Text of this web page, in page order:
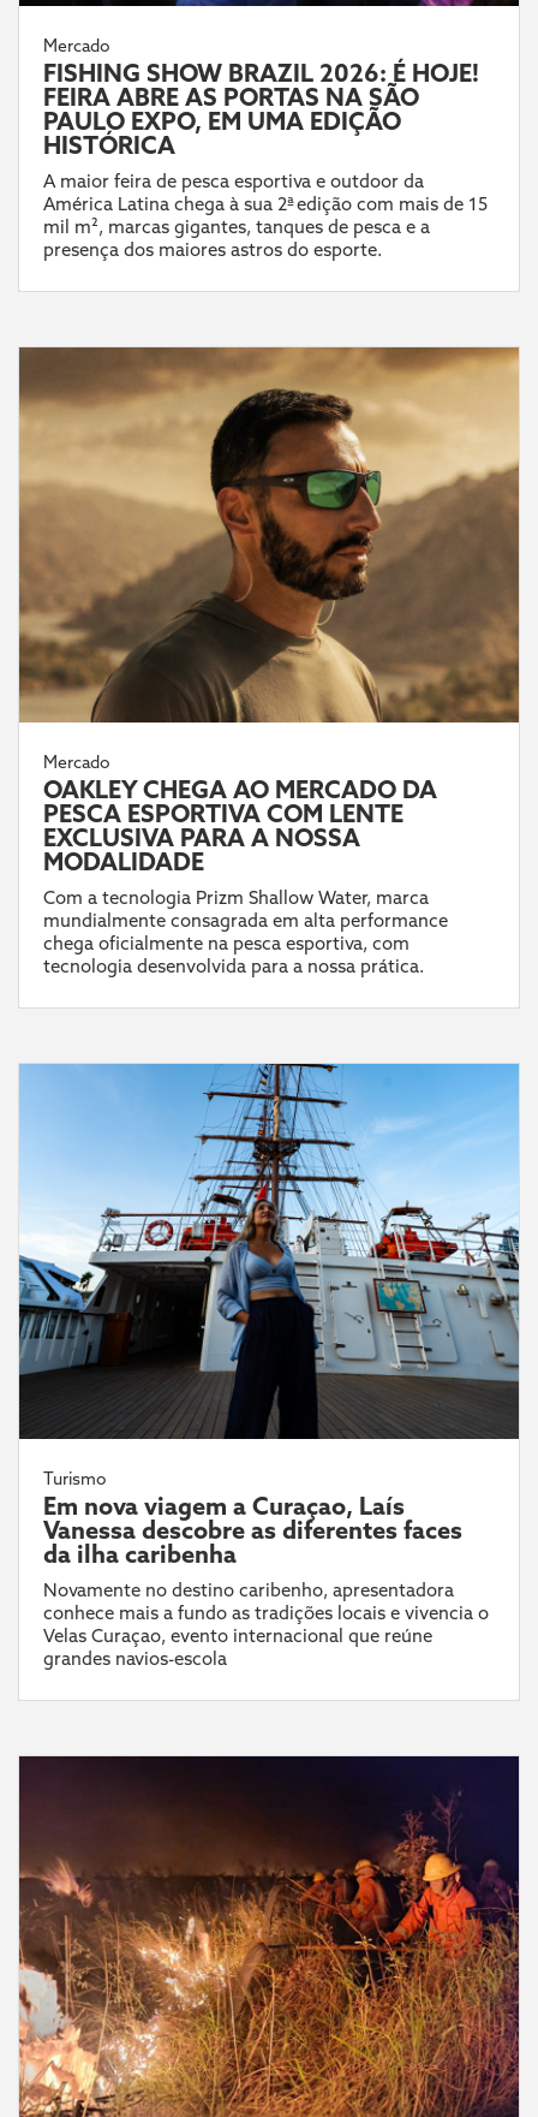
Mercado
FISHING SHOW BRAZIL 2026: É HOJE!
FEIRA ABRE AS PORTAS NA SÃO
PAULO EXPO, EM UMA EDIÇÃO
HISTÓRICA
A maior feira de pesca esportiva e outdoor da
América Latina chega à sua 2ª edição com mais de 15
mil m², marcas gigantes, tanques de pesca e a
presença dos maiores astros do esporte.
Mercado
OAKLEY CHEGA AO MERCADO DA
PESCA ESPORTIVA COM LENTE
EXCLUSIVA PARA A NOSSA
MODALIDADE
Com a tecnologia Prizm Shallow Water, marca
mundialmente consagrada em alta performance
chega oficialmente na pesca esportiva, com
tecnologia desenvolvida para a nossa prática.
Turismo
Em nova viagem a Curaçao, Laís
Vanessa descobre as diferentes faces
da ilha caribenha
Novamente no destino caribenho, apresentadora
conhece mais a fundo as tradições locais e vivencia o
Velas Curaçao, evento internacional que reúne
grandes navios-escola